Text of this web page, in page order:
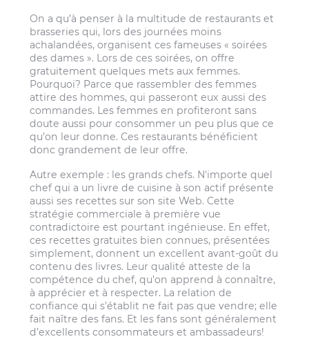
On a qu’à penser à la multitude de restaurants et
brasseries qui, lors des journées moins
achalandées, organisent ces fameuses « soirées
des dames ». Lors de ces soirées, on offre
gratuitement quelques mets aux femmes.
Pourquoi? Parce que rassembler des femmes
attire des hommes, qui passeront eux aussi des
commandes. Les femmes en profiteront sans
doute aussi pour consommer un peu plus que ce
qu’on leur donne. Ces restaurants bénéficient
donc grandement de leur offre.
Autre exemple : les grands chefs. N'importe quel
chef qui a un livre de cuisine à son actif présente
aussi ses recettes sur son site Web. Cette
stratégie commerciale à première vue
contradictoire est pourtant ingénieuse. En effet,
ces recettes gratuites bien connues, présentées
simplement, donnent un excellent avant-goût du
contenu des livres. Leur qualité atteste de la
compétence du chef, qu’on apprend à connaître,
à apprécier et à respecter. La relation de
confiance qui s’établit ne fait pas que vendre; elle
fait naître des fans. Et les fans sont généralement
d’excellents consommateurs et ambassadeurs!